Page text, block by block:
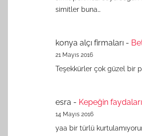
simitler buna…
konya alçı firmaları -
21 Mayıs 2016
Teşekkürler çok güzel bir
esra - Kepeğin
14 Mayıs 2016
yaa bir türlü